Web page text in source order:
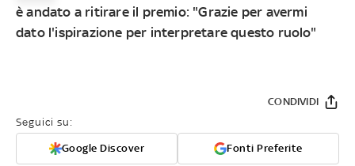
è andato a ritirare il premio: "Grazie per avermi
dato l'ispirazione per interpretare questo ruolo"
Seguici su:
Google Discover Fonti Preferite
CONDIVIDI